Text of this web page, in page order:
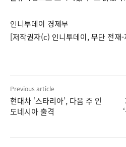
인니투데이 경제부
[저작권자(c) 인니투데이, 무단 전재
Previous article
현대차 ‘스타리아’, 다음 주 인
도네시아 출격